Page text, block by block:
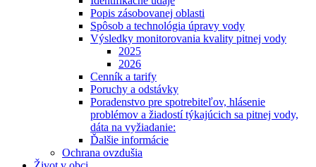
Popis zásobovanej oblasti
Spôsob a technológia úpravy vody
Výsledky monitorovania kvality pitnej vody
2025
2026
Cenník a tarify
Poruchy a odstávky
Poradenstvo pre spotrebiteľov, hlásenie
problémov a žiadostí týkajúcich sa pitnej vody,
dáta na vyžiadanie:
Ďalšie informácie
Ochrana ovzdušia